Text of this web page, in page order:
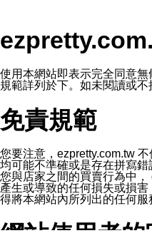
本公司/本服務將以通知型
本公司/本服務傳送之通知
2.該 LINE 帳號已在 LINE
3.LINE 帳號未封鎖傳送訊
欲變更通知型訊息的設定
1.點選「主頁」＞「設定」
2.點選「隱私設定」
3.點選「提供使用資料」
5.開關「接收LINE通知型
❗️關閉「接收通知型訊息
使用本網站即表示完全同意
規範詳列於下。如未閱讀或
免責規範
您要注意，ezpretty.com.tw
均可能不準確或是存在拼寫
您與店家之間的買賣行為中
產生或導致的任何損失或損
得將本網站內所列出的任何服
網站使用者